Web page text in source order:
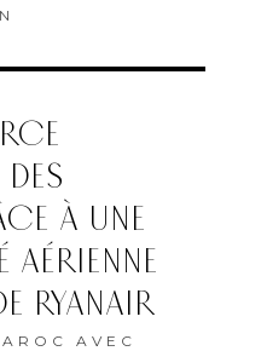
DES
À UNE
AÉRIENNE
RYANAIR
AVEC